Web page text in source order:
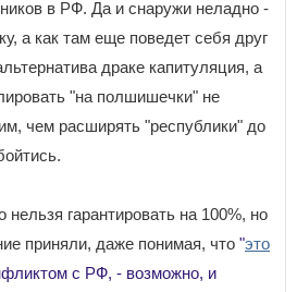
в РФ. Да и снаружи неладно -
а как там еще поведет себя друг
драке капитуляция, а
"на полшишечки" не
чем расширять "республики" до
нельзя гарантировать на 100%, но
приняли, даже понимая, что "это
с РФ, - возможно, и